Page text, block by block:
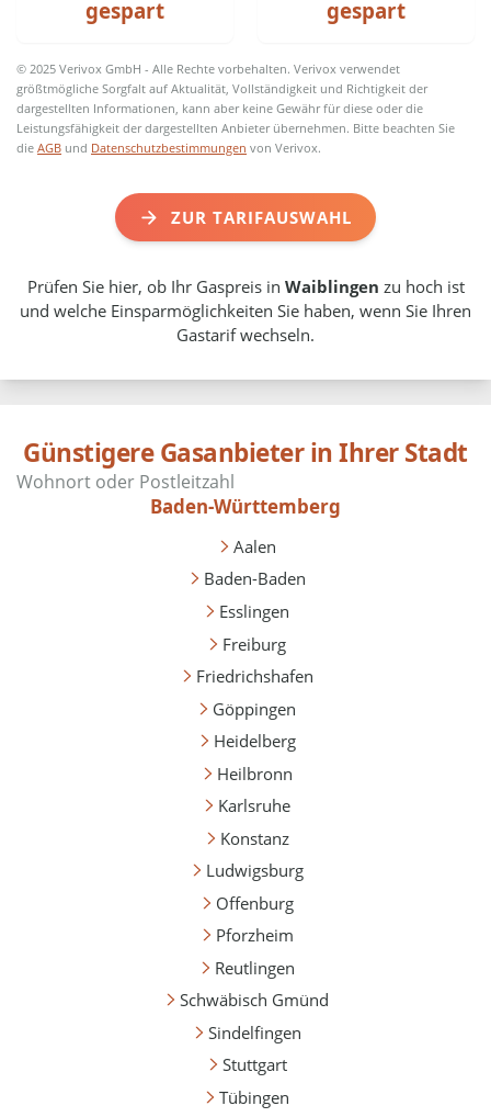
gespart gespart
© 2025 Verivox GmbH - Alle Rechte vorbehalten. Verivox verwendet
größtmögliche Sorgfalt auf Aktualität, Vollständigkeit und Richtigkeit der
dargestellten Informationen, kann aber keine Gewähr für diese oder die
Leistungsfähigkeit der dargestellten Anbieter übernehmen. Bitte beachten Sie
dieAGB und Datenschutzbestimmungen von Verivox.
ZUR TARIFAUSWAHL
Prüfen Sie hier, ob Ihr Gaspreis in Waiblingen zu hoch ist
und welche Einsparmöglichkeiten Sie haben, wenn Sie Ihren
Gastarif wechseln.
Günstigere Gasanbieter in Ihrer Stadt
Baden-Württemberg
Aalen
Baden-Baden
Esslingen
Freiburg
Friedrichshafen
Göppingen
Heidelberg
Heilbronn
Karlsruhe
Konstanz
Ludwigsburg
Offenburg
Pforzheim
Reutlingen
Schwäbisch Gmünd
Sindelfingen
Stuttgart
Tübingen